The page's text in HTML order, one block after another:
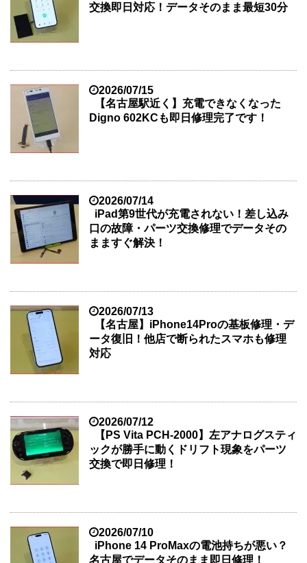
交換即日対応！データそのまま最短30分
2026/07/15
【名古屋駅近く】充電できなくなった
Digno 602KCも即日修理完了です！
2026/07/14
iPad第9世代が充電されない！差し込み
口の故障・パーツ交換修理でデータその
まますぐ解決！
2026/07/13
【名古屋】iPhone14Proの基板修理・デ
ータ復旧！他店で断られたスマホも修理
対応
2026/07/12
【PS Vita PCH-2000】左アナログスティ
ックが勝手に動くドリフト現象をパーツ
交換で即日修理！
2026/07/10
iPhone 14 ProMaxの電池持ちが悪い？
名古屋でデータそのまま即日修理！